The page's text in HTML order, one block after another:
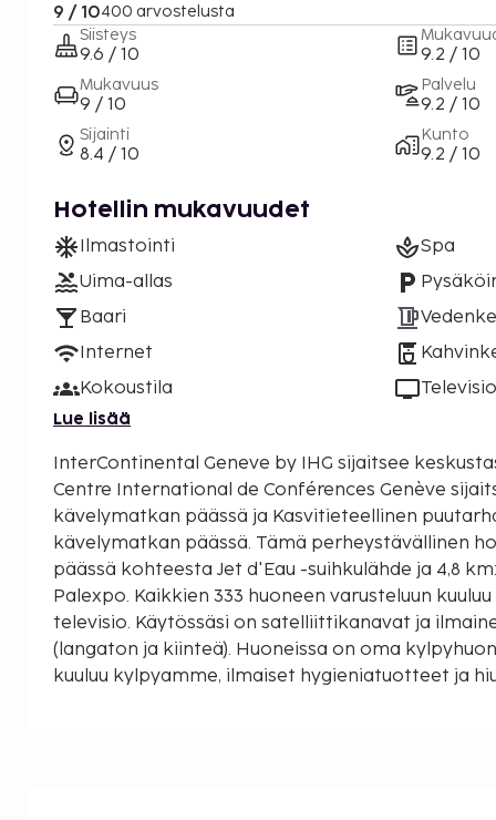
9 / 10400 arvostelusta
Siisteys
9.6 / 10
Mukavuus
9 / 10
Sijainti
8.4 / 10
9.2 / 10
Palvelu
9.2 / 10
Kunto
9.2 / 10
Hotellin mukavuudet
Ilmastointi
Uima-allas
Baari
Internet
Kokoustila
Spa
Televisio
Lue lisää
InterContinental Geneve by IHG sijaitsee
Centre International de Conférences Genève
kävelymatkan päässä ja Kasvitieteellinen
kävelymatkan päässä. Tämä perheystävällinen hotelli sijaitsee 3,9 km:n
päässä kohteesta Jet d'Eau -suihkulähde ja 4,8
Palexpo. Kaikkien 333 huoneen varusteluun
televisio. Käytössäsi on satelliittikanavat ja
(langaton ja kiinteä). Huoneissa on oma
kuuluu kylpyamme, ilmaiset hygieniatuotteet ja